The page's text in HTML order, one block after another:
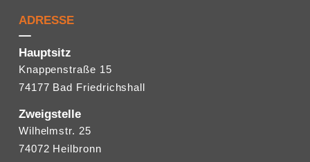
ADRESSE
Hauptsitz
Knappenstraße 15
74177 Bad Friedrichshall
Zweigstelle
Wilhelmstr. 25
74072 Heilbronn